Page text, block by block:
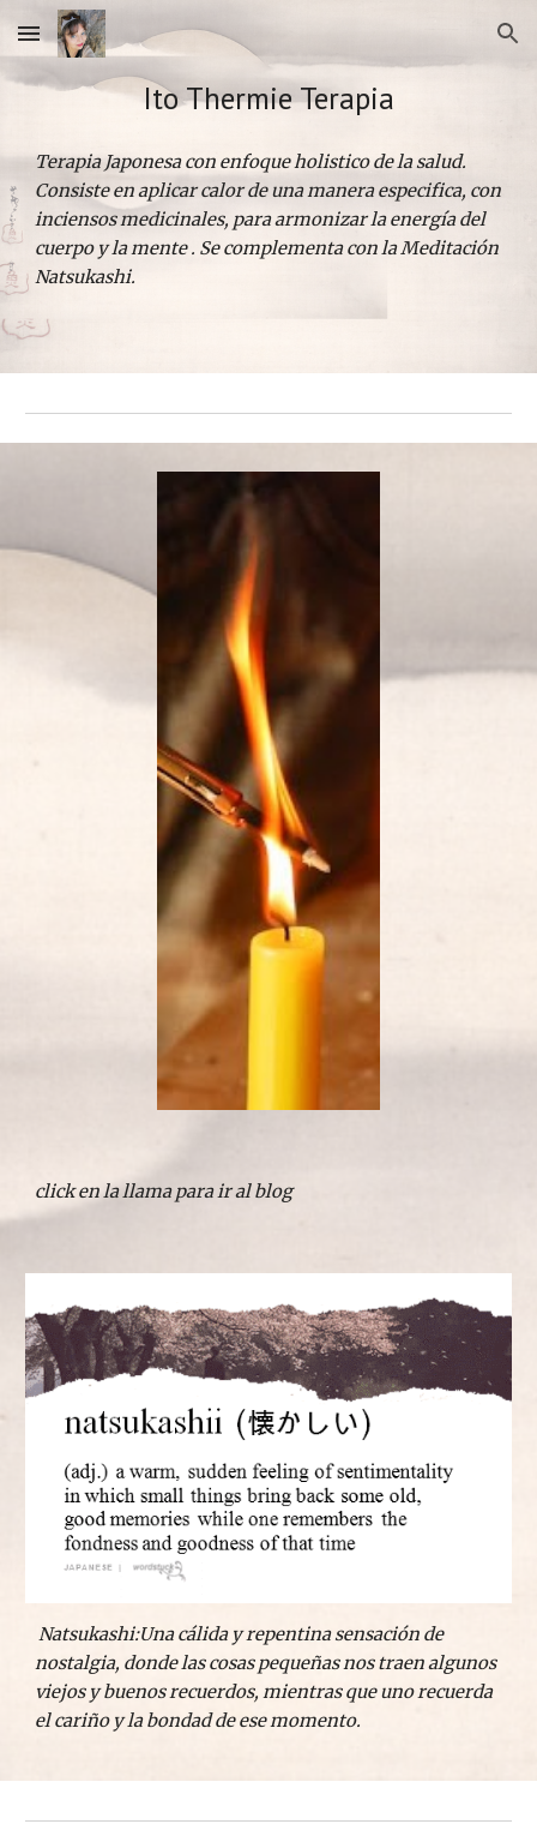
Skip to main content Skip to navigation
Ito Thermie Terapia
Terapia Japonesa con enfoque holistico de la salud.
Consiste en aplicar calor de una manera especifica, con
inciensos medicinales, para armonizar la energía del
cuerpo y la mente . Se complementa con la Meditación
Natsukashi.
click en la llama para ir al blog
Natsukashi:Una cálida y repentina sensación de
nostalgia, donde las cosas pequeñas nos traen algunos
viejos y buenos recuerdos, mientras que uno recuerda
el cariño y la bondad de ese momento.